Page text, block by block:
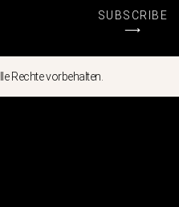
SUBSCRIBE
⟶
Rechte vorbehalten.